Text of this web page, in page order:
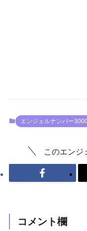
エンジェルナンバー
このエンジ
コメント欄